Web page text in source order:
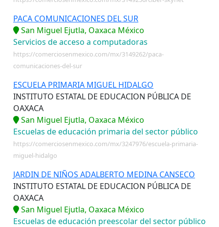
PACA COMUNICACIONES DEL SUR
San Miguel Ejutla, Oaxaca México
Servicios de acceso a computadoras
https://comerciosenmexico.com/mx/3149262/paca-
comunicaciones-del-sur
ESCUELA PRIMARIA MIGUEL HIDALGO
INSTITUTO ESTATAL DE EDUCACION PÚBLICA DE
OAXACA
San Miguel Ejutla, Oaxaca México
Escuelas de educación primaria del sector público
https://comerciosenmexico.com/mx/3247976/escuela-primaria-
miguel-hidalgo
JARDIN DE NIÑOS ADALBERTO MEDINA CANSECO
INSTITUTO ESTATAL DE EDUCACION PÚBLICA DE
OAXACA
San Miguel Ejutla, Oaxaca México
Escuelas de educación preescolar del sector público